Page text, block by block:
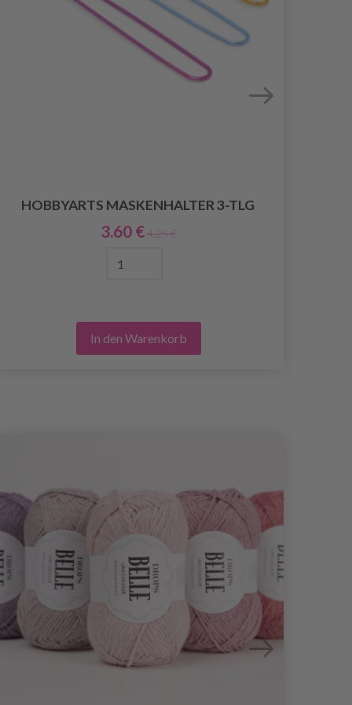
HOBBYARTS MASKENHALTER 3-TLG
3.60 € 4.25 €
In den Warenkorb